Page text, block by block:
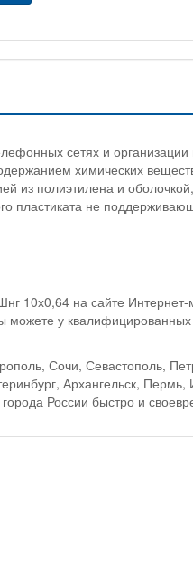
сетях и организации
химических
из полиэтилена и оболочкой,
пластиката не
10х0,64 на сайте Интернет-
можете у
Сочи, Севастополь,
Архангельск, Пермь,
России быстро и